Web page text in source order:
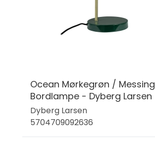
Ocean Mørkegrøn / Messing
Bordlampe - Dyberg Larsen
Dyberg Larsen
5704709092636